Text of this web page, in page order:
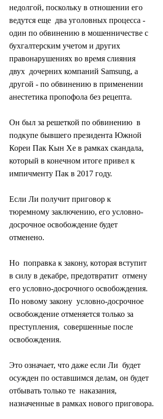
недолгой, поскольку в отношении его
ведутся еще  два уголовных процесса -
один по обвинению в мошенничестве с
бухгалтерским учетом и других
правонарушениях во время слияния
двух  дочерних компаний Samsung, а
другой - по обвинению в применении
анестетика пропофола без рецепта.
Он был за решеткой по обвинению  в
подкупе бывшего президента Южной
Кореи Пак Кын Хе в рамках скандала,
который в конечном итоге привел к
импичменту Пак в 2017 году.
Если Ли получит приговор к
тюремному заключению, его условно-
досрочное освобождение будет
отменено.
Но  поправка к закону, которая вступит
в силу в декабре, предотвратит  отмену
его условно-досрочного освобождения.
По новому закону  условно-досрочное
освобождение отменяется только за
преступления,  совершенные после
освобождения.
Это означает, что даже если Ли  будет
осужден по оставшимся делам, он будет
отбывать только те  наказания,
назначенные в рамках нового приговора.